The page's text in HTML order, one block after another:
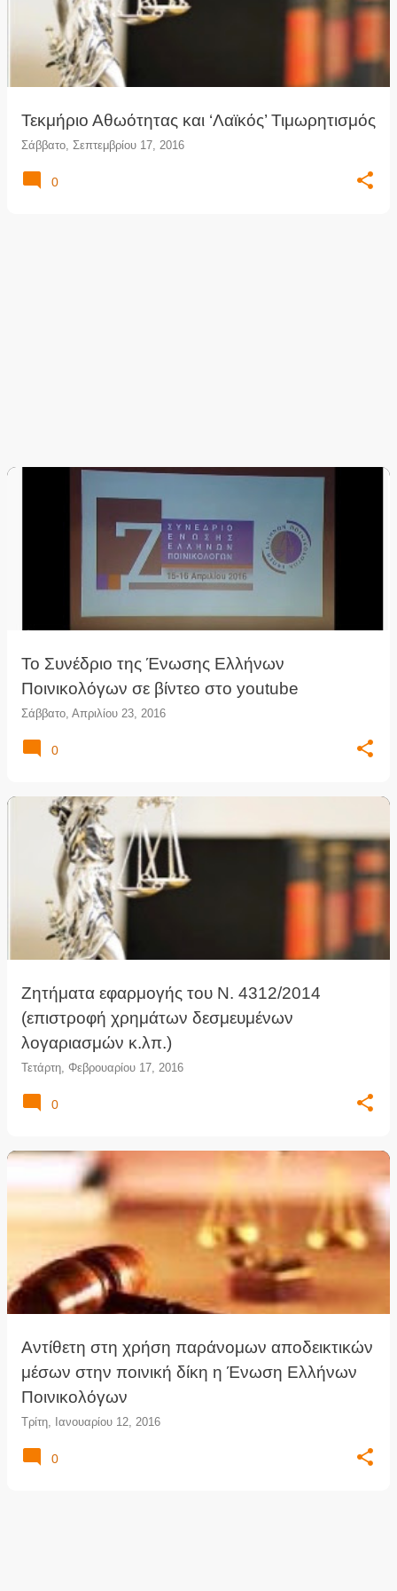
ή
Τεκμήριο Αθωότητας και ‘Λαϊκός’ Τιμωρητισμός
Σάββατο, Σεπτεμβρίου 17, 2016
0
Το Συνέδριο της Ένωσης Ελλήνων
Ποινικολόγων σε βίντεο στο youtube
Σάββατο, Απριλίου 23, 2016
0
Ζητήματα εφαρμογής του Ν. 4312/2014
(επιστροφή χρημάτων δεσμευμένων
λογαριασμών κ.λπ.)
Τετάρτη, Φεβρουαρίου 17, 2016
0
Αντίθετη στη χρήση παράνομων αποδεικτικών
μέσων στην ποινική δίκη η Ένωση Ελλήνων
Ποινικολόγων
Τρίτη, Ιανουαρίου 12, 2016
0